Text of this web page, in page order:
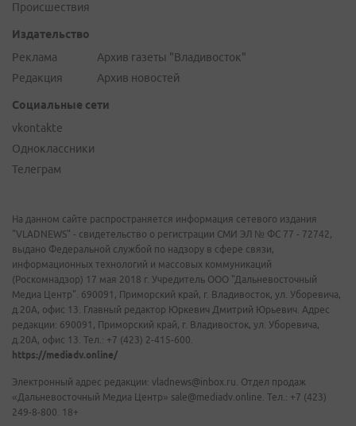
Происшествия
Издательство
Реклама
Редакция
Архив газеты "Владивосток"
Архив новостей
Социальные сети
vkontakte
Одноклассники
Телеграм
На данном сайте распространяется информация сетевого издания
"VLADNEWS" - свидетельство о регистрации СМИ ЭЛ № ФС 77 - 72742,
выдано Федеральной службой по надзору в сфере связи,
информационных технологий и массовых коммуникаций
(Роскомнадзор) 17 мая 2018 г. Учредитель ООО "Дальневосточный
Медиа Центр". 690091, Приморский край, г. Владивосток, ул. Уборевича,
д.20А, офис 13. Главный редактор Юркевич Дмитрий Юрьевич. Адрес
редакции: 690091, Приморский край, г. Владивосток, ул. Уборевича,
д.20А, офис 13. Тел.: +7 (423) 2-415-600.
https://mediadv.online/
Электронный адрес редакции: vladnews@inbox.ru. Отдел продаж
«Дальневосточный Медиа Центр» sale@mediadv.online. Тел.: +7 (423)
249-8-800. 18+